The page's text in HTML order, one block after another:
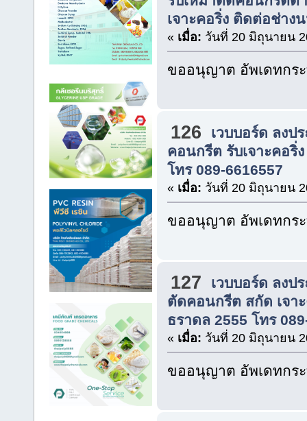
เจาะคอริ่ง ติดต่อช่าง
« เมื่อ: วันที่ 20 มิถุนายน
ขออนุญาต อัพเดทกร
126
เวบบอร์ด ลงป
คอนกรีต รับเจาะคอ
โทร 089-6616557
« เมื่อ: วันที่ 20 มิถุนายน
ขออนุญาต อัพเดทกร
127
เวบบอร์ด ลงป
ตัดคอนกรีต สกัด เจา
ธราดล 2555 โทร
« เมื่อ: วันที่ 20 มิถุนายน
ขออนุญาต อัพเดทกร